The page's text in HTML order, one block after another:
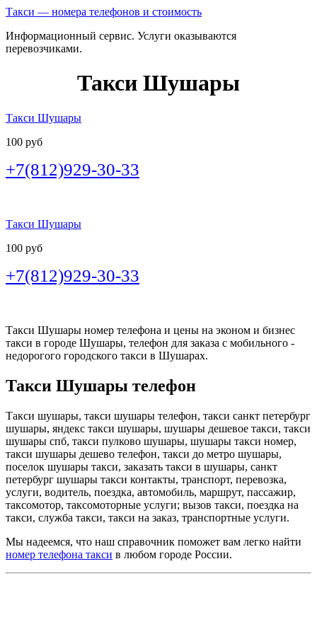
Такси — номера телефонов и стоимость
Информационный сервис. Услуги оказываются
перевозчиками.
Такси Шушары
Такси Шушары
100 руб
+7(812)929-30-33
Такси Шушары
100 руб
+7(812)929-30-33
Такси Шушары номер телефона и цены на эконом и бизнес
такси в городе Шушары, телефон для заказа с мобильного -
недорогого городского такси в Шушарах.
Такси Шушары телефон
Такси шушары, такси шушары телефон, такси санкт петербург
шушары, яндекс такси шушары, шушары дешевое такси, такси
шушары спб, такси пулково шушары, шушары такси номер,
такси шушары дешево телефон, такси до метро шушары,
поселок шушары такси, заказать такси в шушары, санкт
петербург шушары такси контакты, транспорт, перевозка,
услуги, водитель, поездка, автомобиль, маршрут, пассажир,
таксомотор, таксомоторные услуги; вызов такси, поездка на
такси, служба такси, такси на заказ, транспортные услуги.
Мы надеемся, что наш справочник поможет вам легко найти
номер телефона такси в любом городе России.